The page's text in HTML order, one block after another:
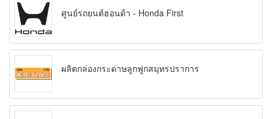
ศูนย์รถยนต์ฮอนด้า - Honda First
ผลิตกล่องกระดาษลูกฟูกสมุทรปราการ